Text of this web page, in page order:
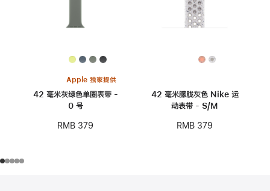
Apple 独家提供
42 毫米灰绿色单圈表带 -
0 号
RMB 379
42 毫米朦胧灰色 Nike 运
动表带 - S/M
RMB 379